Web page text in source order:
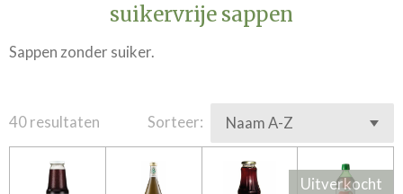
suikervrije sappen
Sappen zonder suiker.
40 resultaten Sorteer:
Uitverkocht